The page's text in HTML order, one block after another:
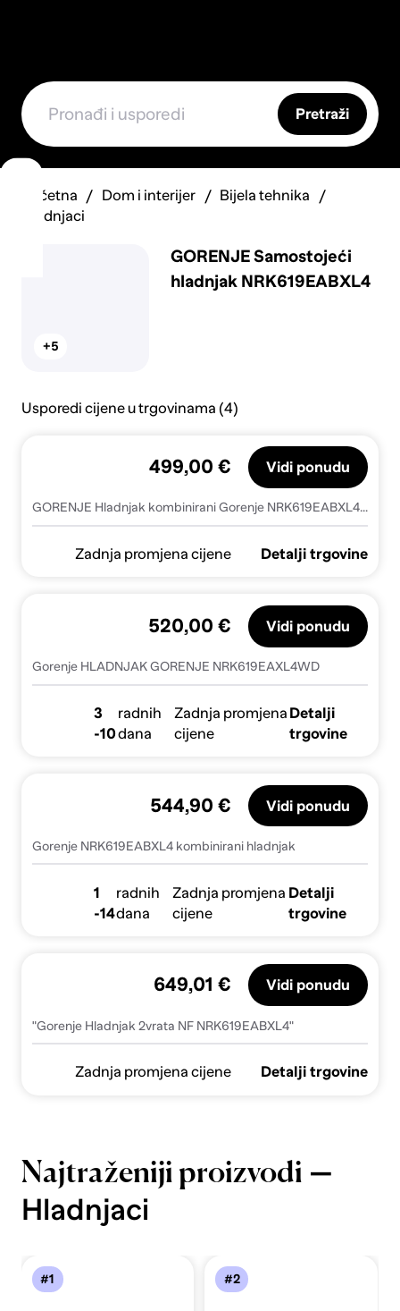
Pretraži
Početna Dom i interijer
Bijela tehnika
Hladnjaci
+5
GORENJE Samostojeći
hladnjak NRK619EABXL4
Usporedi cijene u trgovinama (4)
GORENJE Hladnjak kombinirani Gorenje NRK619EABXL4, (688282)
499,00 € Vidi ponudu
Zadnja promjena cijene Detalji trgovine
Gorenje HLADNJAK GORENJE NRK619EAXL4WD
520,00 € Vidi ponudu
3
-10
radnih
dana
Zadnja promjena
cijene
Detalji
trgovine
Gorenje NRK619EABXL4 kombinirani hladnjak
544,90 € Vidi ponudu
1
-14
radnih
dana
Zadnja promjena
cijene
Detalji
trgovine
"Gorenje Hladnjak 2vrata NF NRK619EABXL4"
649,01 € Vidi ponudu
Zadnja promjena cijene Detalji trgovine
Najtraženiji proizvodi —
Hladnjaci
#1 #2